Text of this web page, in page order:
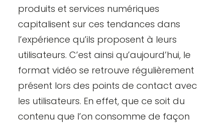
produits et services numériques
capitalisent sur ces tendances dans
l’expérience qu’ils proposent à leurs
utilisateurs. C’est ainsi qu’aujourd’hui, le
format vidéo se retrouve régulièrement
présent lors des points de contact avec
les utilisateurs. En effet, que ce soit du
contenu que l’on consomme de façon